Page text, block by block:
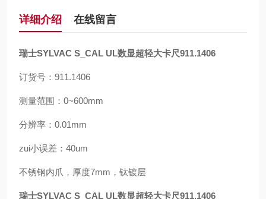
详细介绍 在线留言
瑞士SYLVAC S_CAL UL数显超轻大卡尺911.1406
订货号：911.1406
测量范围：0~600mm
分辨率：0.01mm
zui小误差：40um
不锈钢内爪，厚度7mm，钛镀层
瑞士SYLVAC S_CAL UL数显超轻大卡尺911.1406